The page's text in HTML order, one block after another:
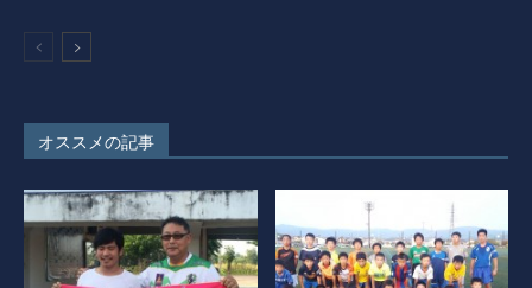
オススメの記事